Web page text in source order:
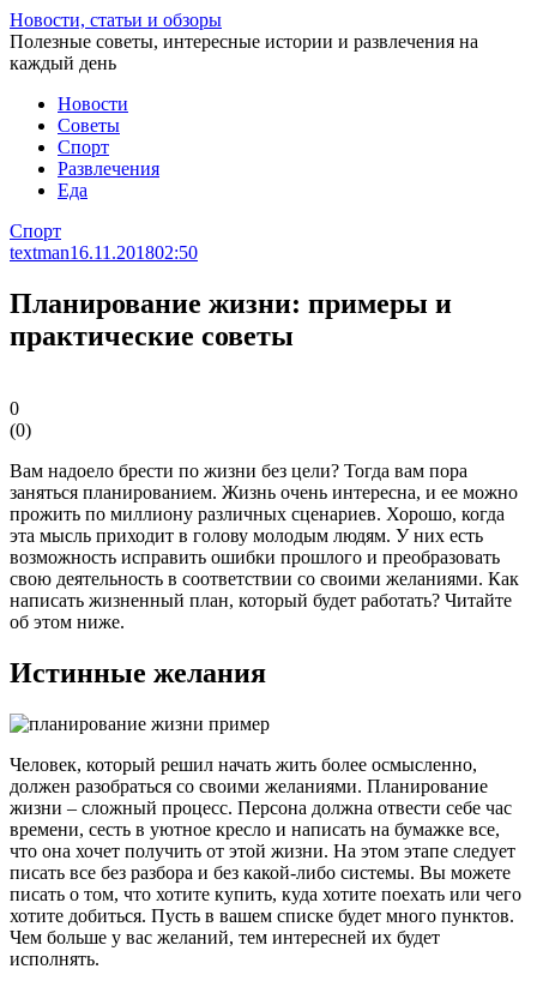
Перейти
к
статье
Новости, статьи и обзоры
Полезные советы, интересные истории и развлечения на
каждый день
Новости
Советы
Спорт
Развлечения
Еда
Спорт
textman16.11.201802:50
Планирование жизни: примеры и
практические советы
0
(0)
Вам надоело брести по жизни без цели? Тогда вам пора
заняться планированием. Жизнь очень интересна, и ее можно
прожить по миллиону различных сценариев. Хорошо, когда
эта мысль приходит в голову молодым людям. У них есть
возможность исправить ошибки прошлого и преобразовать
свою деятельность в соответствии со своими желаниями. Как
написать жизненный план, который будет работать? Читайте
об этом ниже.
Истинные желания
Человек, который решил начать жить более осмысленно,
должен разобраться со своими желаниями. Планирование
жизни – сложный процесс. Персона должна отвести себе час
времени, сесть в уютное кресло и написать на бумажке все,
что она хочет получить от этой жизни. На этом этапе следует
писать все без разбора и без какой-либо системы. Вы можете
писать о том, что хотите купить, куда хотите поехать или чего
хотите добиться. Пусть в вашем списке будет много пунктов.
Чем больше у вас желаний, тем интересней их будет
исполнять.